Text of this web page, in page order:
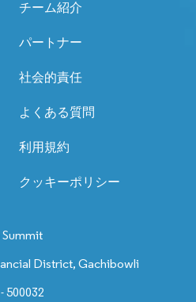
チーム紹介
パートナー
社会的責任
よくある質問
利用規約
クッキーポリシー
Summit
District, Gachibowli
500032